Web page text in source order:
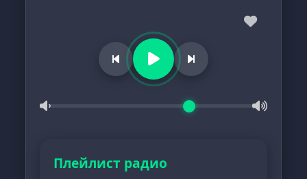
Плейлист радио